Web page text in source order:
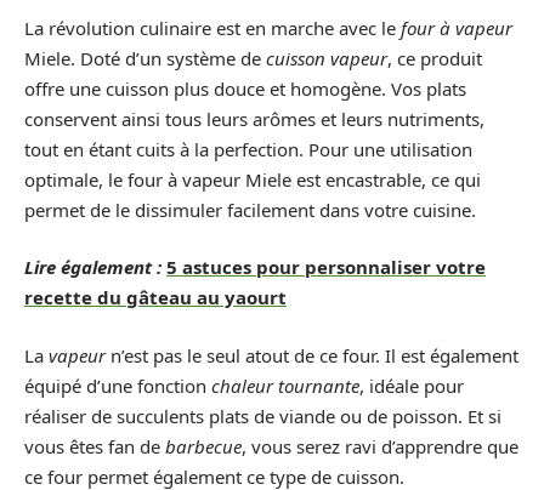
La révolution culinaire est en marche avec le four à vapeur
Miele. Doté d’un système de cuisson vapeur, ce produit
offre une cuisson plus douce et homogène. Vos plats
conservent ainsi tous leurs arômes et leurs nutriments,
tout en étant cuits à la perfection. Pour une utilisation
optimale, le four à vapeur Miele est encastrable, ce qui
permet de le dissimuler facilement dans votre cuisine.
Lire également : 5 astuces pour personnaliser votre
recette du gâteau au yaourt
La vapeurn’est pas le seul atout de ce four. Il est également
équipé d’une fonction chaleur tournante, idéale pour
réaliser de succulents plats de viande ou de poisson. Et si
vous êtes fan de barbecue, vous serez ravi d’apprendre que
ce four permet également ce type de cuisson.